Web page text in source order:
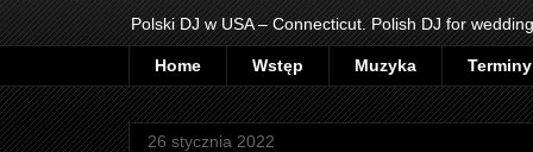
Polski DJ w USA – Connecticut. Polish DJ for
Home Wstęp Muzyka Terminy
26 stycznia 2022